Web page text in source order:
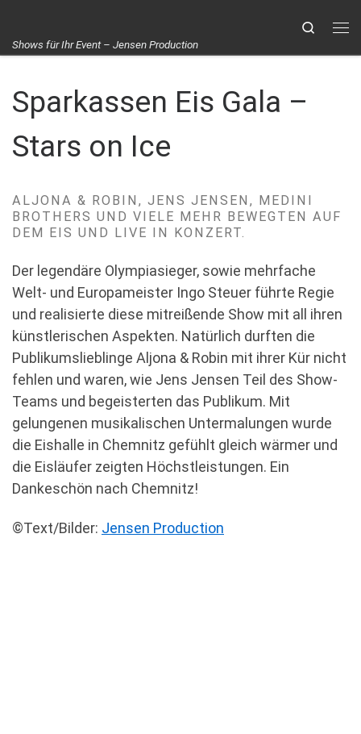
Shows für Ihr Event – Jensen Production
Search
Sparkassen Eis Gala –
Stars on Ice
ALJONA & ROBIN, JENS JENSEN, MEDINI
BROTHERS UND VIELE MEHR BEWEGTEN AUF
DEM EIS UND LIVE IN KONZERT.
Der legendäre Olympiasieger, sowie mehrfache
Welt- und Europameister Ingo Steuer führte Regie
und realisierte diese mitreißende Show mit all ihren
künstlerischen Aspekten. Natürlich durften die
Publikumslieblinge Aljona & Robin mit ihrer Kür nicht
fehlen und waren, wie Jens Jensen Teil des Show-
Teams und begeisterten das Publikum. Mit
gelungenen musikalischen Untermalungen wurde
die Eishalle in Chemnitz gefühlt gleich wärmer und
die Eisläufer zeigten Höchstleistungen. Ein
Dankeschön nach Chemnitz!
©Text/Bilder: Jensen Production